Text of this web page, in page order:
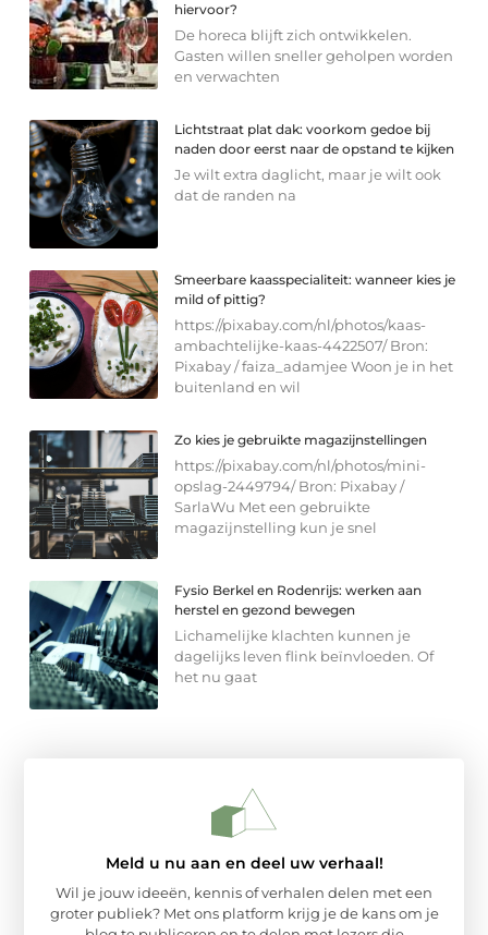
hiervoor?
De horeca blijft zich ontwikkelen.
Gasten willen sneller geholpen worden
en verwachten
Lichtstraat plat dak: voorkom gedoe bij
naden door eerst naar de opstand te kijken
Je wilt extra daglicht, maar je wilt ook
dat de randen na
Smeerbare kaasspecialiteit: wanneer kies je
mild of pittig?
https://pixabay.com/nl/photos/kaas-
ambachtelijke-kaas-4422507/ Bron:
Pixabay / faiza_adamjee Woon je in het
buitenland en wil
Zo kies je gebruikte magazijnstellingen
https://pixabay.com/nl/photos/mini-
opslag-2449794/ Bron: Pixabay /
SarlaWu Met een gebruikte
magazijnstelling kun je snel
Fysio Berkel en Rodenrijs: werken aan
herstel en gezond bewegen
Lichamelijke klachten kunnen je
dagelijks leven flink beïnvloeden. Of
het nu gaat
Meld u nu aan en deel uw verhaal!
Wil je jouw ideeën, kennis of verhalen delen met een
groter publiek? Met ons platform krijg je de kans om je